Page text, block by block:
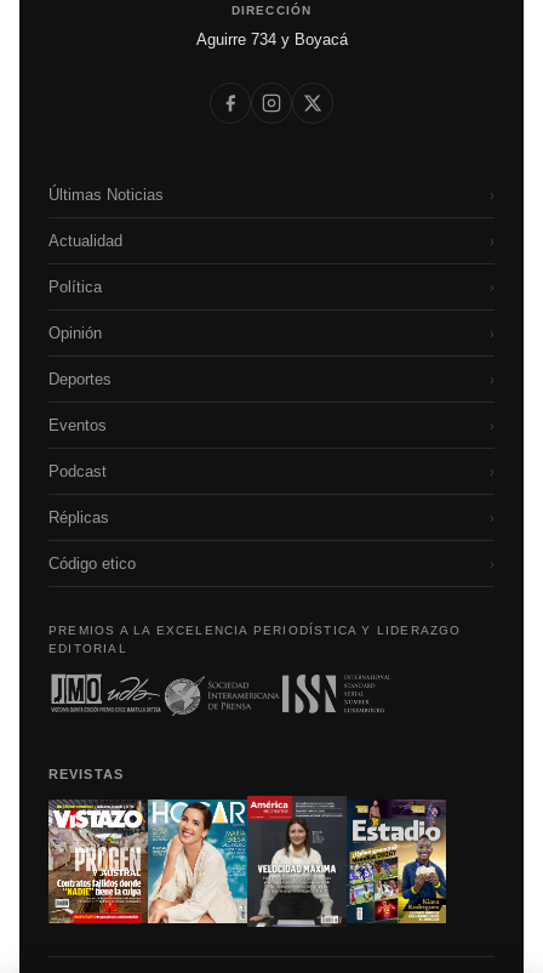
DIRECCIÓN
Aguirre 734 y Boyacá
Últimas Noticias ›
Actualidad ›
Política ›
Opinión ›
Deportes ›
Eventos ›
Podcast ›
Réplicas ›
Código etico ›
PREMIOS A LA EXCELENCIA PERIODÍSTICA Y LIDERAZGO
EDITORIAL
REVISTAS